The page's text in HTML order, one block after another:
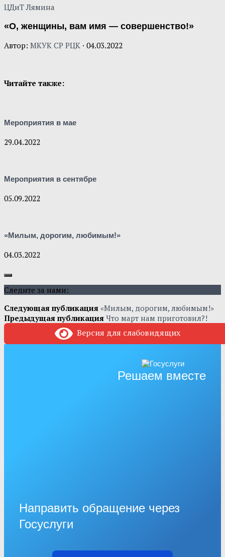
ЦДиТ Лямина
«О, женщины, вам имя — совершенство!»
Автор: МКУК СР РЦК · 04.03.2022
Читайте также:
Мероприятия в мае
29.04.2022
Мероприятия в сентябре
05.09.2022
«Милым, дорогим, любимым!»
04.03.2022
Следите за нами:
Следующая публикация «Милым, дорогим, любимым!»
Предыдущая публикация Что март нам приготовил?!
Версия для слабовидящих
Решаем вместе
Направить обращение через
Госуслуги